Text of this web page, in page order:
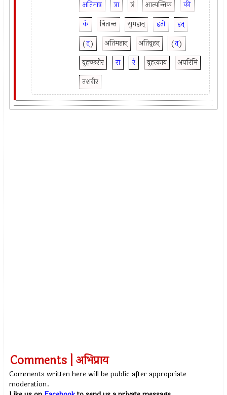
अतिमात्र
त्रा त्रं आत्यन्तिक
की
कं
नितान्त सुमहान् हती
हत्
(त्) अतिमहान् अतिवृहन् (त्)
वृहच्छरीर
रा रं वृहत्काय
अपरिमि
तशरीर
Comments | अभिप्राय
Comments written here will be public after appropriate
moderation.